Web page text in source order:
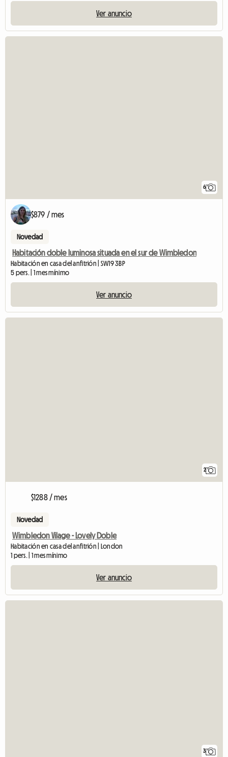
Ver anuncio
6
$879 / mes
Novedad
Habitación doble luminosa situada en el sur de Wimbledon
Habitación en casa del anfitrión | SW19 3BP
5 pers. | 1 mes mínimo
Ver anuncio
2
$1288 / mes
Novedad
Wimbledon Vilage - Lovely Doble
Habitación en casa del anfitrión | London
1 pers. | 1 mes mínimo
Ver anuncio
3